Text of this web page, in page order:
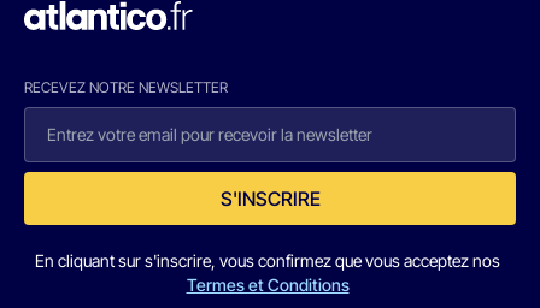
RECEVEZ NOTRE NEWSLETTER
S'INSCRIRE
En cliquant sur s'inscrire, vous confirmez que vous acceptez nos
Termes et Conditions